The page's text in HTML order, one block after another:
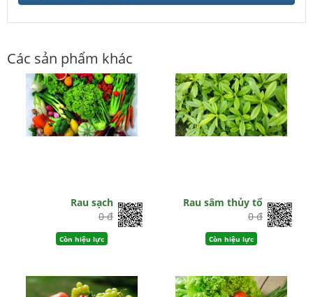
Các sản phẩm khác
Rau sạch
0 đ
Còn hiệu lực
Rau sâm thủy tổ
0 đ
Còn hiệu lực